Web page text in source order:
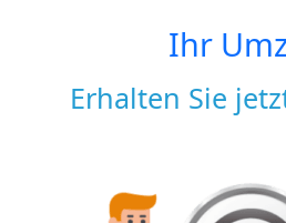
Ihr
Erhalten Sie